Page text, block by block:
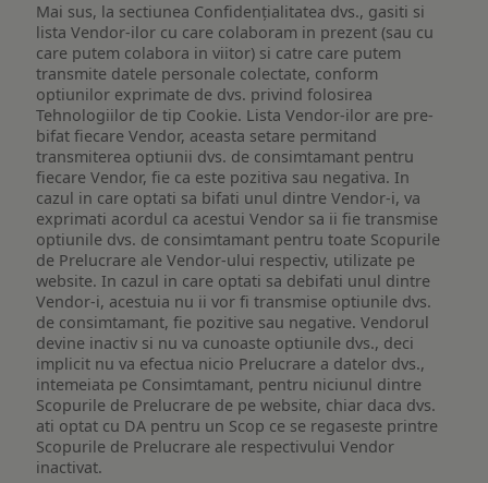
Mai sus, la sectiunea Confidențialitatea dvs., gasiti si
lista Vendor-ilor cu care colaboram in prezent (sau cu
care putem colabora in viitor) si catre care putem
transmite datele personale colectate, conform
optiunilor exprimate de dvs. privind folosirea
Tehnologiilor de tip Cookie. Lista Vendor-ilor are pre-
bifat fiecare Vendor, aceasta setare permitand
transmiterea optiunii dvs. de consimtamant pentru
fiecare Vendor, fie ca este pozitiva sau negativa. In
cazul in care optati sa bifati unul dintre Vendor-i, va
exprimati acordul ca acestui Vendor sa ii fie transmise
optiunile dvs. de consimtamant pentru toate Scopurile
de Prelucrare ale Vendor-ului respectiv, utilizate pe
website. In cazul in care optati sa debifati unul dintre
Vendor-i, acestuia nu ii vor fi transmise optiunile dvs.
de consimtamant, fie pozitive sau negative. Vendorul
devine inactiv si nu va cunoaste optiunile dvs., deci
implicit nu va efectua nicio Prelucrare a datelor dvs.,
intemeiata pe Consimtamant, pentru niciunul dintre
Scopurile de Prelucrare de pe website, chiar daca dvs.
ati optat cu DA pentru un Scop ce se regaseste printre
Scopurile de Prelucrare ale respectivului Vendor
inactivat.